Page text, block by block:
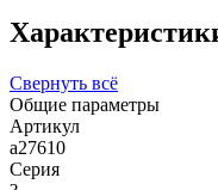
Свернуть всё
Общие параметры
Артикул
a27610
Серия